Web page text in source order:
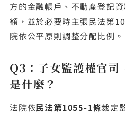
方的金融帳戶、不動產登記
額，並於必要時主張民法第
院依公平原則調整分配比例。
Q3：子女監護權官司
是什麼？
法院依民法第1055-1條裁定